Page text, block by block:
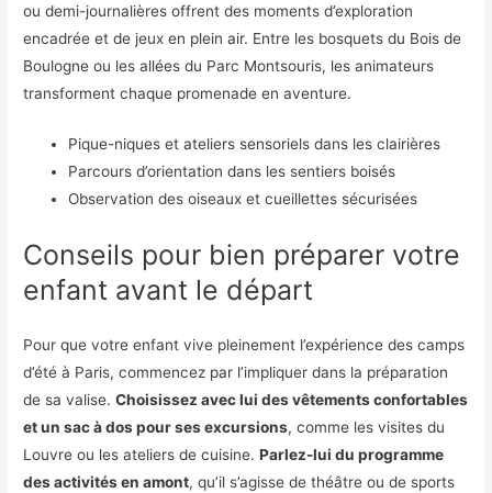
ou demi-journalières offrent des moments d’exploration
encadrée et de jeux en plein air. Entre les bosquets du Bois de
Boulogne ou les allées du Parc Montsouris, les animateurs
transforment chaque promenade en aventure.
Pique-niques et ateliers sensoriels dans les clairières
Parcours d’orientation dans les sentiers boisés
Observation des oiseaux et cueillettes sécurisées
Conseils pour bien préparer votre
enfant avant le départ
Pour que votre enfant vive pleinement l’expérience des camps
d’été à Paris, commencez par l’impliquer dans la préparation
de sa valise.Choisissez avec lui des vêtements confortables
et un sac à dos pour ses excursions, comme les visites du
Louvre ou les ateliers de cuisine.Parlez-lui du programme
des activités en amont, qu’il s’agisse de théâtre ou de sports